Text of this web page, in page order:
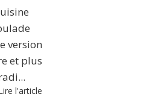
version
et plus
l'article